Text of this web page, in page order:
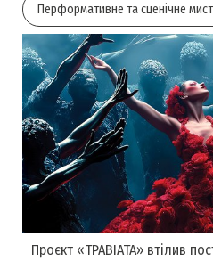
Перформативне та сценічне
Проєкт «ТРАВІАТА» втілив